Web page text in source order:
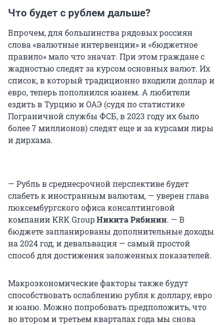
Что будет с рублем дальше?
Впрочем, для большинства рядовых россиян
слова «валютные интервенции» и «бюджетное
правило» мало что значат. При этом граждане с
жадностью следят за курсом основных валют. Их
список, в который традиционно входили доллар и
евро, теперь пополнился юанем. А любители
ездить в Турцию и ОАЭ (судя по статистике
Пограничной службы ФСБ, в 2023 году их было
более 7 миллионов) следят еще и за курсами лиры
и дирхама.
— Рубль в среднесрочной перспективе будет
слабеть к иностранным валютам, — уверен глава
люксембургского офиса консалтинговой
компании KRK GroupНикита Рябинин. — В
бюджете запланированы дополнительные доходы
на 2024 год, и девальвация — самый простой
способ для достижения заложенных показателей.
Макроэкономические факторы также будут
способствовать ослаблению рубля к доллару, евро
и юаню. Можно попробовать предположить, что
во втором и третьем кварталах года мы снова